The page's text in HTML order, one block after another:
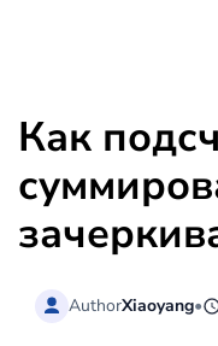
Как
AuthorXiaoyang•